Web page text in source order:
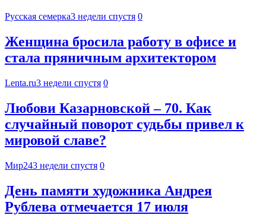
Русская семерка3 недели спустя 0
Женщина бросила работу в офисе и
стала пряничным архитектором
Lenta.ru3 недели спустя 0
Любови Казарновской – 70. Как
случайный поворот судьбы привел к
мировой славе?
Мир243 недели спустя 0
День памяти художника Андрея
Рублева отмечается 17 июля